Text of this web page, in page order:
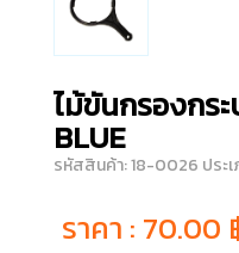
ไม้ขันกรองกร
BLUE
รหัสสินค้า: 18-0026 ประ
ราคา : 70.00